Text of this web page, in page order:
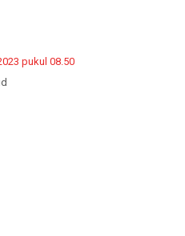
pukul 08.50